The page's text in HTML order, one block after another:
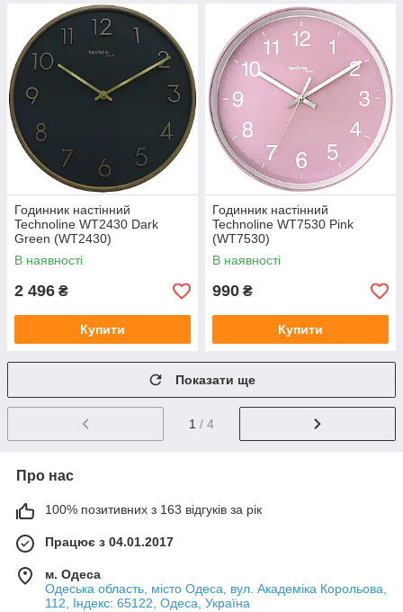
Годинник настінний
Technoline WT2430 Dark
Green (WT2430)
В наявності
2 496 ₴
Купити
Годинник настінний
Technoline WT7530 Pink
(WT7530)
В наявності
990 ₴
Купити
Показати ще
1 / 4
Про нас
100% позитивних з 163 відгуків за рік
Працює з 04.01.2017
м. Одеса
Одеська область, місто Одеса, вул. Академіка Корольова,
112, Індекс: 65122, Одеса, Україна